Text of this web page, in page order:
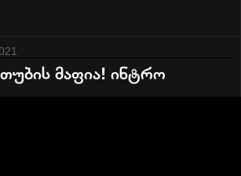
მაფია! ინტრო